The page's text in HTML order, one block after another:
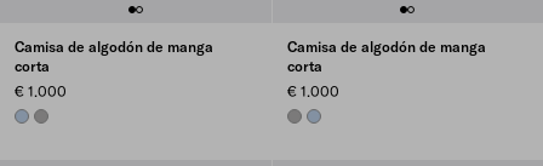
Camisa de algodón de manga
corta
€ 1.000
LIGHT BLUE
MARBLE GRAY
Camisa de algodón de manga
corta
€ 1.000
MARBLE GRAY
LIGHT BLUE